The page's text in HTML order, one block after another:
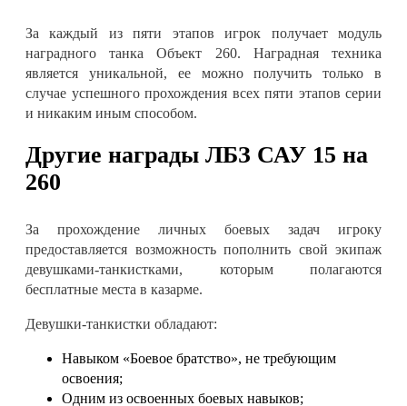
За каждый из пяти этапов игрок получает модуль
наградного танка Объект 260. Наградная техника
является уникальной, ее можно получить только в
случае успешного прохождения всех пяти этапов серии
и никаким иным способом.
Другие награды ЛБЗ САУ 15 на
260
За прохождение личных боевых задач игроку
предоставляется возможность пополнить свой экипаж
девушками-танкистками, которым полагаются
бесплатные места в казарме.
Девушки-танкистки обладают:
Навыком «Боевое братство», не требующим
освоения;
Одним из освоенных боевых навыков;